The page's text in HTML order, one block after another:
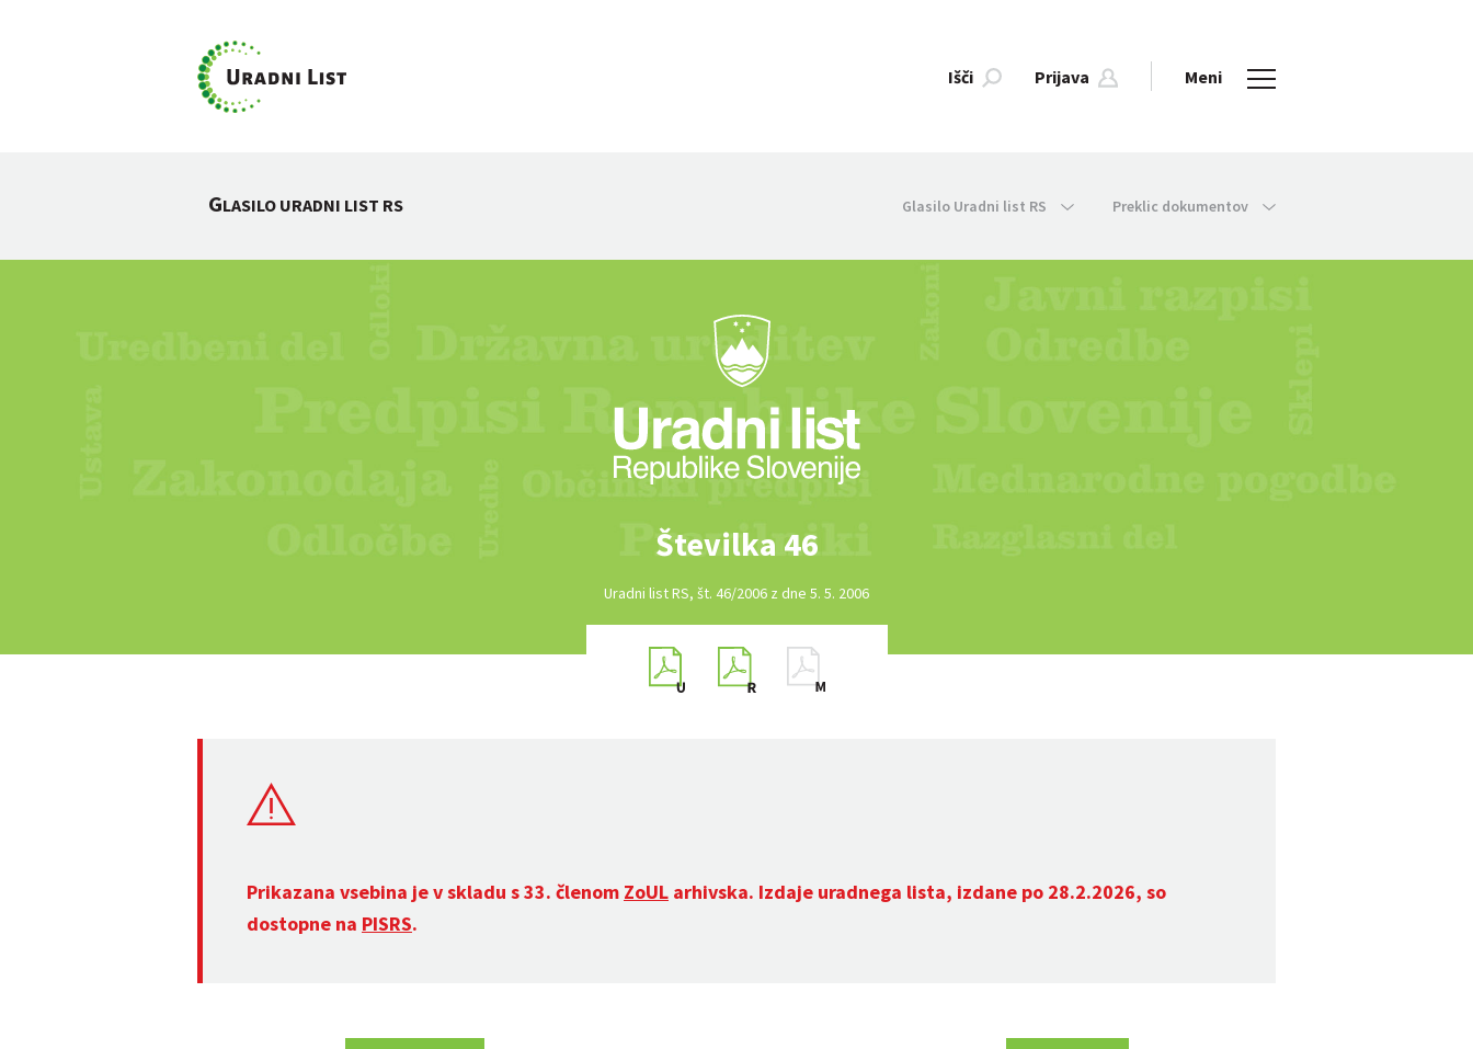
Išči Prijava Meni
GLASILO URADNI LIST RS Glasilo Uradni list RS Preklic dokumentov
Številka 46
Uradni list RS, št. 46/2006 z dne 5. 5. 2006
Prikazana vsebina je v skladu s 33. členom ZoUL arhivska. Izdaje uradnega lista, izdane po 28.2.2026, so
dostopne na PISRS.